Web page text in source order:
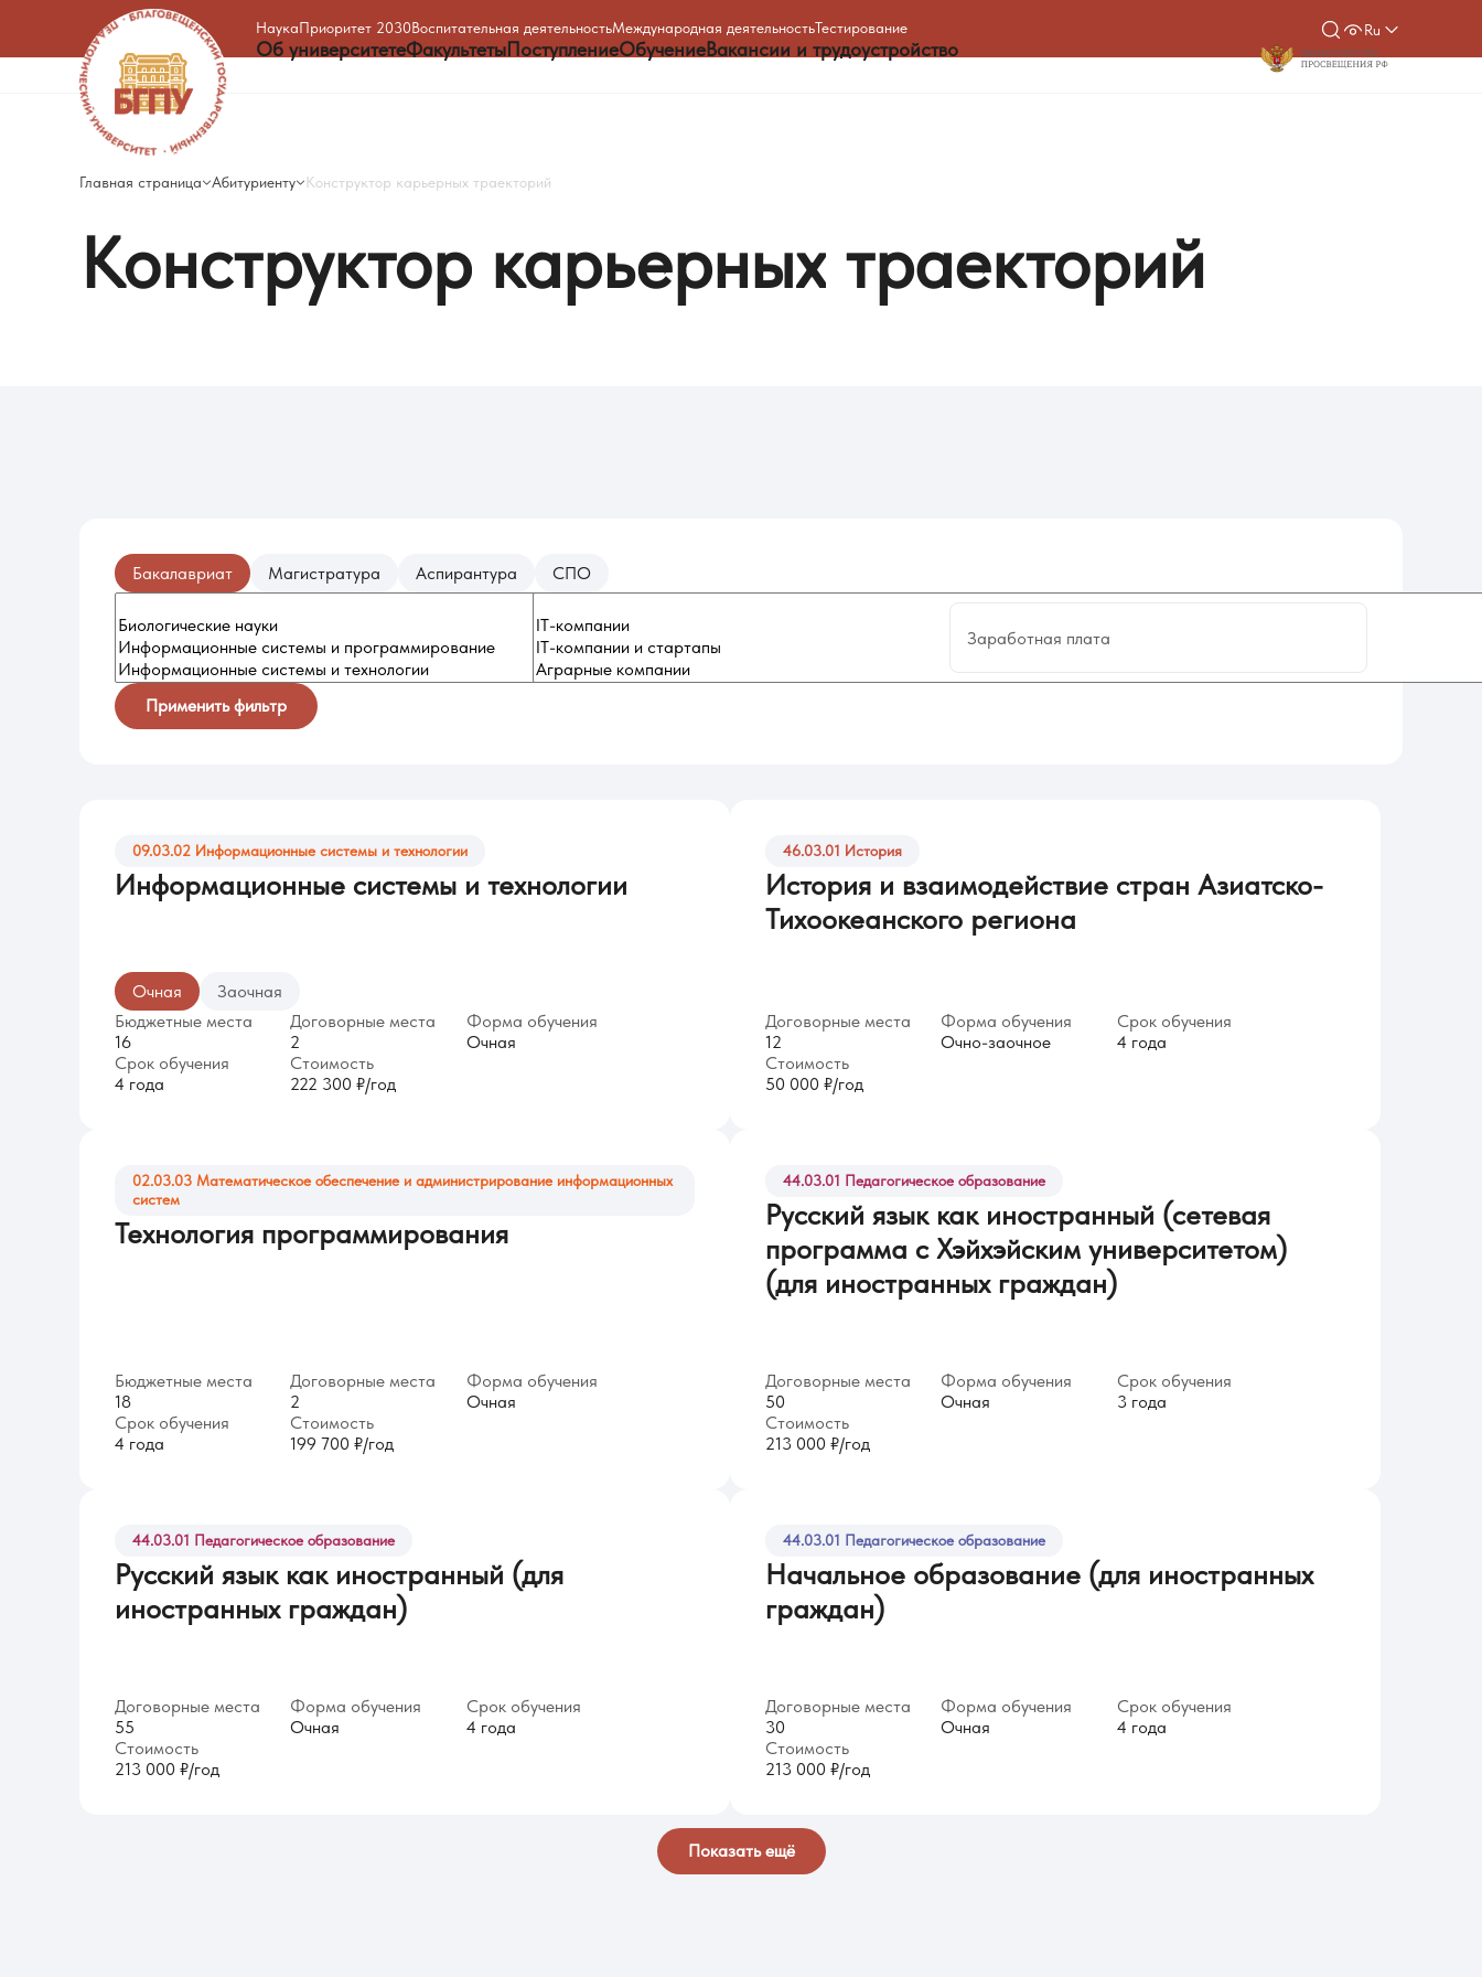
НаукаПриоритет 2030Воспитательная деятельностьМеждународная деятельностьТестирование
Об университетеФакультетыПоступлениеОбучениеВакансии и трудоустройство
Ru
Главная страница Абитуриенту Конструктор карьерных траекторий
Конструктор карьерных траекторий
Бакалавриат Магистратура Аспирантура СПО
Заработная плата
Применить фильтр
09.03.02 Информационные системы и технологии
Информационные системы и технологии
Очная
Заочная
Бюджетные места
16
Договорные места
2
Форма обучения
Очная
Срок обучения
4 года
Стоимость
222 300 ₽/год
46.03.01 История
История и взаимодействие стран Азиатско-
Тихоокеанского региона
Договорные места
12
Форма обучения
Очно-заочное
Срок обучения
4 года
Стоимость
50 000 ₽/год
02.03.03 Математическое обеспечение и администрирование информационных
систем
Технология программирования
Бюджетные места
18
Договорные места
2
Форма обучения
Очная
Срок обучения
4 года
Стоимость
199 700 ₽/год
44.03.01 Педагогическое образование
Русский язык как иностранный (сетевая
программа с Хэйхэйским университетом)
(для иностранных граждан)
Договорные места
50
Форма обучения
Очная
Срок обучения
3 года
Стоимость
213 000 ₽/год
44.03.01 Педагогическое образование
Русский язык как иностранный (для
иностранных граждан)
Договорные места
55
Форма обучения
Очная
Срок обучения
4 года
Стоимость
213 000 ₽/год
44.03.01 Педагогическое образование
Начальное образование (для иностранных
граждан)
Договорные места
30
Форма обучения
Очная
Срок обучения
4 года
Стоимость
213 000 ₽/год
Показать ещё